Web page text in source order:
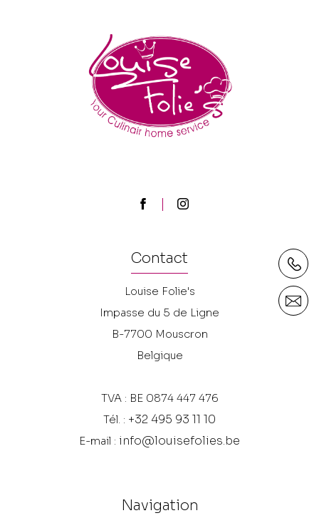
Contact
Louise Folie's
Impasse du 5 de Ligne
B-7700 Mouscron
Belgique
TVA : BE 0874 447 476
Tél. : +32 495 93 11 10
E-mail : info@louisefolies.be
Navigation